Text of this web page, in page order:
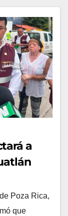
a
Poza Rica,
que